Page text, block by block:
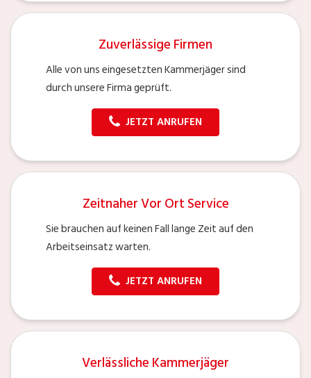
Zuverlässige Firmen
Alle von uns eingesetzten Kammerjäger sind
durch unsere Firma geprüft.
JETZT ANRUFEN
Zeitnaher Vor Ort Service
Sie brauchen auf keinen Fall lange Zeit auf den
Arbeitseinsatz warten.
JETZT ANRUFEN
Verlässliche Kammerjäger